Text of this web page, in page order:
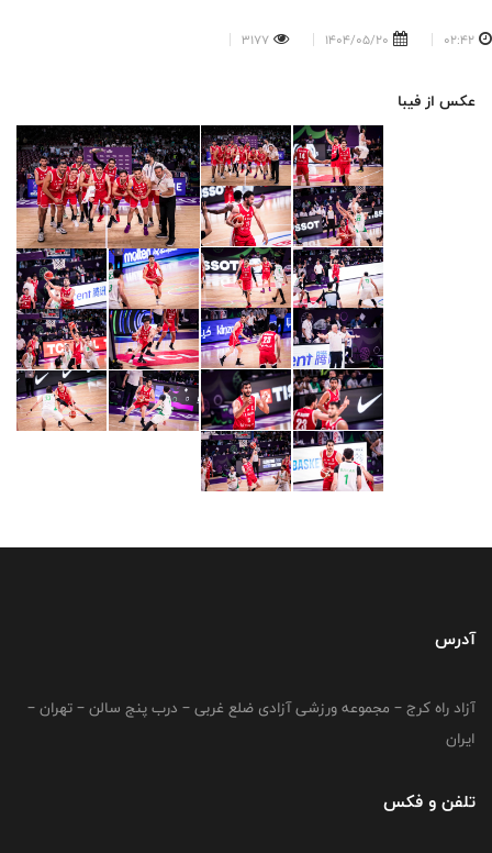
02:42
1404/05/20
3177
عکس از فیبا
آدرس
آزاد راه کرج – مجموعه ورزشی آزادی ضلع غربی – درب پنج سالن – تهران –
ایران
تلفن و فکس